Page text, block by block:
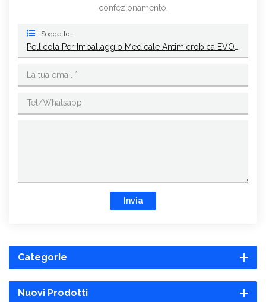
confezionamento.
Soggetto :
Invia
Categorie
Nuovi Prodotti